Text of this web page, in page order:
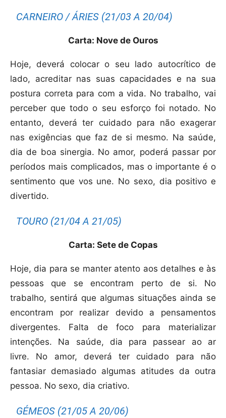
CARNEIRO / ÁRIES (21/03 A 20/04)
Carta: Nove de Ouros
Hoje, deverá colocar o seu lado autocrítico de
lado, acreditar nas suas capacidades e na sua
postura correta para com a vida. No trabalho, vai
perceber que todo o seu esforço foi notado. No
entanto, deverá ter cuidado para não exagerar
nas exigências que faz de si mesmo. Na saúde,
dia de boa sinergia. No amor, poderá passar por
períodos mais complicados, mas o importante é o
sentimento que vos une. No sexo, dia positivo e
divertido.
TOURO (21/04 A 21/05)
Carta: Sete de Copas
Hoje, dia para se manter atento aos detalhes e às
pessoas que se encontram perto de si. No
trabalho, sentirá que algumas situações ainda se
encontram por realizar devido a pensamentos
divergentes. Falta de foco para materializar
intenções. Na saúde, dia para passear ao ar
livre. No amor, deverá ter cuidado para não
fantasiar demasiado algumas atitudes da outra
pessoa. No sexo, dia criativo.
GÉMEOS (21/05 A 20/06)